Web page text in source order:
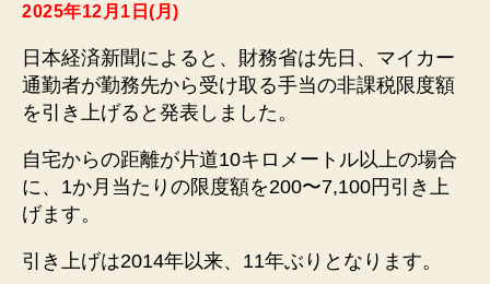
2025年12月1日(月)
日本経済新聞によると、財務省は先日、マイカー
通勤者が勤務先から受け取る手当の非課税限度額
を引き上げると発表しました。
自宅からの距離が片道10キロメートル以上の場合
に、1か月当たりの限度額を200〜7,100円引き上
げます。
引き上げは2014年以来、11年ぶりとなります。